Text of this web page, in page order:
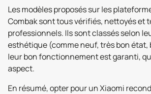
Les modèles proposés sur les
Combak sont tous vérifiés, nettoyés et
professionnels. Ils sont classés selon
esthétique (comme neuf, très bon état,
leur bon fonctionnement est garanti,
aspect.
En résumé, opter pour un Xiaomi